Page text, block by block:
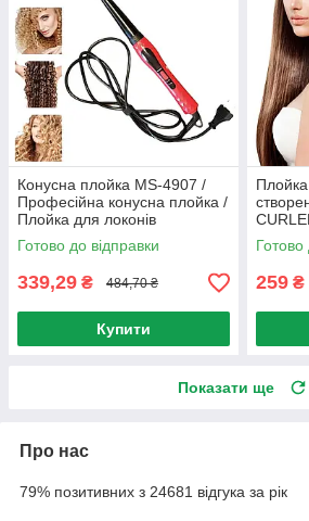
Конусна плойка MS-4907 /
Професійна конусна плойка /
Плойка для локонів
Готово до відправки
339,29 ₴ 484,70 ₴
Купити
Готово
259 ₴
Показати ще
Про нас
79% позитивних з 24681 відгука за рік